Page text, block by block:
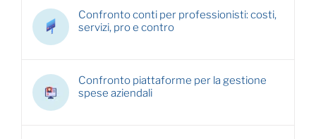
Confronto conti per professionisti: costi,
servizi, pro e contro
Confronto piattaforme per la gestione
spese aziendali